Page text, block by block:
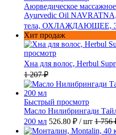
Аюрведическое
Ayurvedic Oil
тела, ОХЛАЖДАЮЩЕЕ,
Хит продаж
просмотр
Хна для волос, Herbul
1 207 ₽
Быстрый просмотр
Масло Нилибрингади
200 мл 526.80 ₽ / шт 1 756